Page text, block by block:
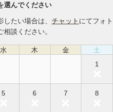
選んでください
たい場合は、 チャット にてフォト
談ください。
水 木 金
土
1
5 6 7 8